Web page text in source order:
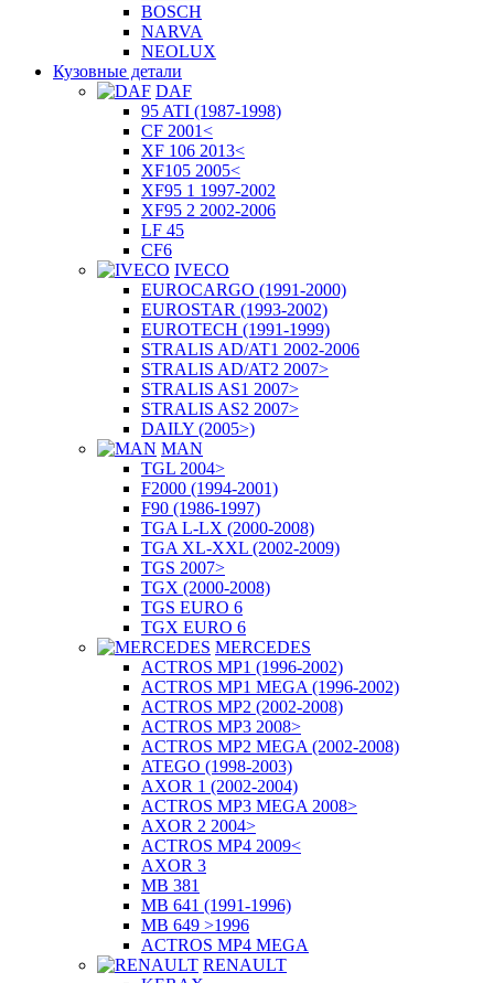
BOSCH
NARVA
NEOLUX
Кузовные детали
DAF
95 ATI (1987-1998)
CF 2001<
XF 106 2013<
XF105 2005<
XF95 1 1997-2002
XF95 2 2002-2006
LF 45
CF6
IVECO
EUROCARGO (1991-2000)
EUROSTAR (1993-2002)
EUROTECH (1991-1999)
STRALIS AD/AT1 2002-2006
STRALIS AD/AT2 2007>
STRALIS AS1 2007>
STRALIS AS2 2007>
DAILY (2005>)
MAN
TGL 2004>
F2000 (1994-2001)
F90 (1986-1997)
TGA L-LX (2000-2008)
TGA XL-XXL (2002-2009)
TGS 2007>
TGX (2000-2008)
TGS EURO 6
TGX EURO 6
MERCEDES
ACTROS MP1 (1996-2002)
ACTROS MP1 MEGA (1996-2002)
ACTROS MP2 (2002-2008)
ACTROS MP3 2008>
ACTROS MP2 MEGA (2002-2008)
ATEGO (1998-2003)
AXOR 1 (2002-2004)
ACTROS MP3 MEGA 2008>
AXOR 2 2004>
ACTROS MP4 2009<
AXOR 3
MB 381
MB 641 (1991-1996)
MB 649 >1996
ACTROS MP4 MEGA
RENAULT